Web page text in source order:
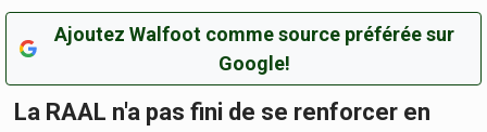
Ajoutez Walfoot comme source préférée sur
Google!
La RAAL n'a pas fini de se renforcer en